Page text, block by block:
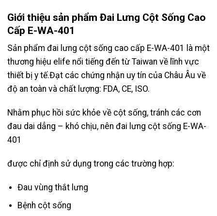
Giới thiệu sản phẩm Đai Lưng Cột Sống Cao
Cấp E-WA-401
Sản phẩm đai lưng cột sống cao cấp E-WA-401 là một
thương hiệu elife nổi tiếng đến từ Taiwan về lĩnh vực
thiết bị y tế.Đạt các chứng nhận uy tín của Châu Âu về
độ an toàn và chất lượng: FDA, CE, ISO.
Nhằm phục hồi sức khỏe về cột sống, tránh các cơn
đau dai dẳng – khó chịu, nên đai lưng cột sống E-WA-
401
được chỉ định sử dụng trong các trường hợp:
Đau vùng thắt lưng
Bệnh cột sống